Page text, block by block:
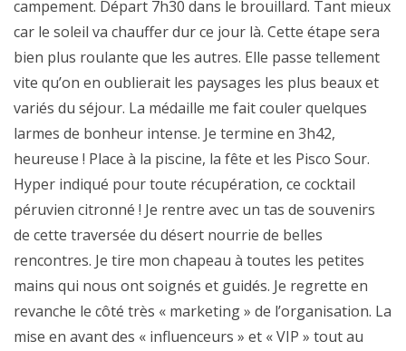
campement. Départ 7h30 dans le brouillard. Tant mieux
car le soleil va chauffer dur ce jour là. Cette étape sera
bien plus roulante que les autres. Elle passe tellement
vite qu’on en oublierait les paysages les plus beaux et
variés du séjour. La médaille me fait couler quelques
larmes de bonheur intense. Je termine en 3h42,
heureuse ! Place à la piscine, la fête et les Pisco Sour.
Hyper indiqué pour toute récupération, ce cocktail
péruvien citronné ! Je rentre avec un tas de souvenirs
de cette traversée du désert nourrie de belles
rencontres. Je tire mon chapeau à toutes les petites
mains qui nous ont soignés et guidés. Je regrette en
revanche le côté très « marketing » de l’organisation. La
mise en avant des « influenceurs » et « VIP » tout au